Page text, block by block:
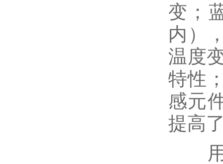
变；
内）
温度
特性
感元
提高
用